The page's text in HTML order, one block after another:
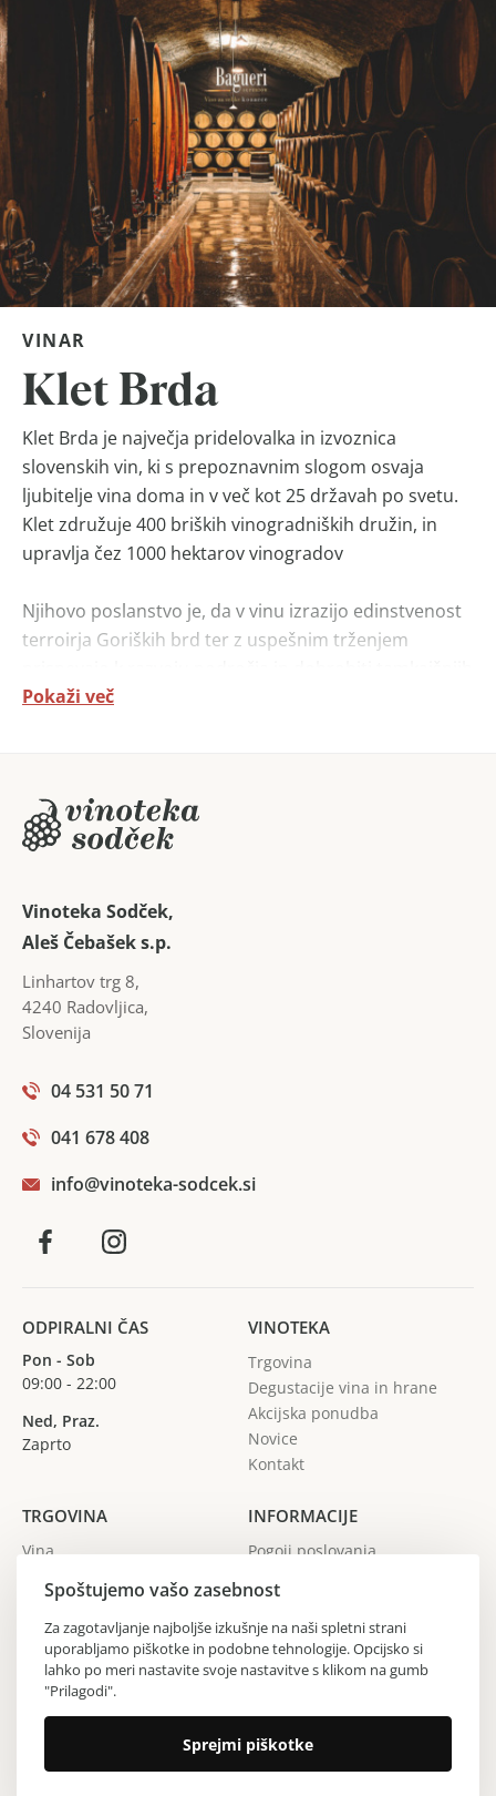
VINAR
Klet Brda
Klet Brda je največja pridelovalka in izvoznica
slovenskih vin, ki s prepoznavnim slogom osvaja
ljubitelje vina doma in v več kot 25 državah po svetu.
Klet združuje 400 briških vinogradniških družin, in
upravlja čez 1000 hektarov vinogradov
Njihovo poslanstvo je, da v vinu izrazijo edinstvenost
terroirja Goriških brd ter z uspešnim trženjem
ljudi.
kakovost rodi v vinogradu.
Kvaliteto njihovih vin zagotavlja že dolgoročno
Pokaži več
Vinoteka Sodček,
Aleš Čebašek s.p.
Linhartov trg 8,
4240 Radovljica,
Slovenija
04 531 50 71
041 678 408
info@vinoteka-sodcek.si
ODPIRALNI ČAS
Pon - Sob
09:00 - 22:00
Ned, Praz.
Zaprto
VINOTEKA
Trgovina
Degustacije vina in hrane
Akcijska ponudba
Novice
Kontakt
TRGOVINA
Vina
Gin
Vinarji
Regije
INFORMACIJE
Pogoji poslovanja
Copyright © 2024 Vinoteka Sodček. Vse pravice pridržane.
Izdelava spletne strani All Pro d.o.o.
Spoštujemo vašo zasebnost
Za zagotavljanje najboljše izkušnje na naši spletni strani
uporabljamo piškotke in podobne tehnologije. Opcijsko si
lahko po meri nastavite svoje nastavitve s klikom na gumb
"Prilagodi".
Sprejmi piškotke